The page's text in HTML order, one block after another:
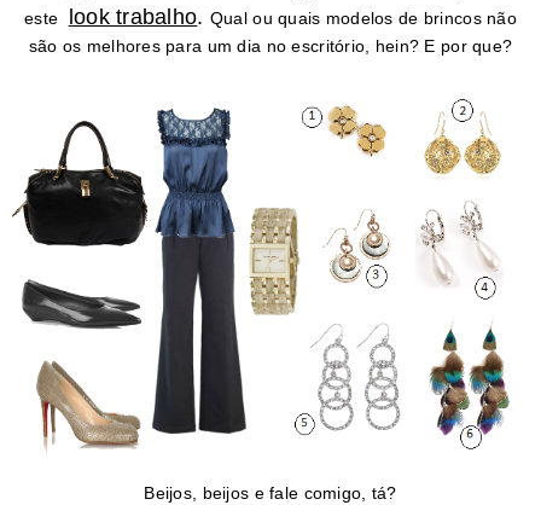
este look trabalho. Qual ou quais modelos de brincos não
são os melhores para um dia no escritório, hein? E por que?
Beijos, beijos e fale comigo, tá?